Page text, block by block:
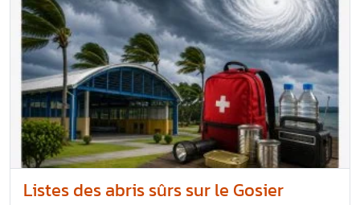
Listes des abris sûrs sur le Gosier